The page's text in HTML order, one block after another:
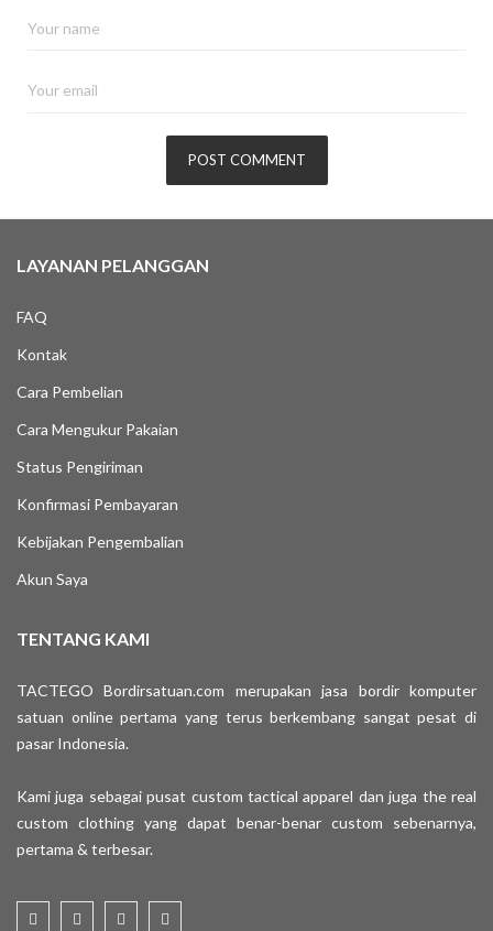
LAYANAN PELANGGAN
FAQ
Kontak
Cara Pembelian
Cara Mengukur Pakaian
Status Pengiriman
Konfirmasi Pembayaran
Kebijakan Pengembalian
Akun Saya
TENTANG KAMI
TACTEGO Bordirsatuan.com merupakan jasa bordir komputer
satuan online pertama yang terus berkembang sangat pesat di
pasar Indonesia.
Kami juga sebagai pusat custom tactical apparel dan juga the real
custom clothing yang dapat benar-benar custom sebenarnya,
pertama & terbesar.